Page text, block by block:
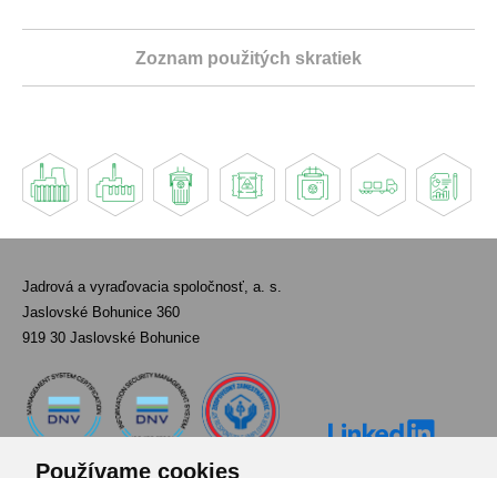
Používame cookies
Zoznam použitých skratiek
Jadrová a vyraďovacia spoločnosť, a. s.
Jaslovské Bohunice 360
919 30 Jaslovské Bohunice